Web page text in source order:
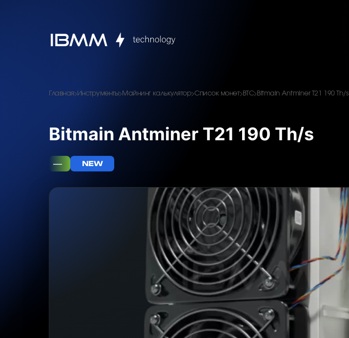
Главная Инструменты Майнинг калькулятор Список монет BTC Bitmain Antminer T21 190 Th/s
Bitmain Antminer T21 190 Th/s
— NEW